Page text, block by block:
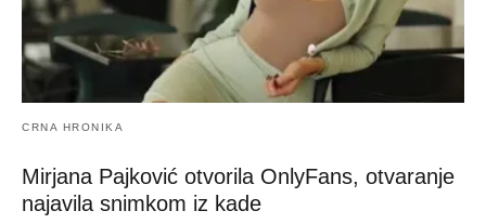
CRNA HRONIKA
Mirjana Pajković otvorila OnlyFans, otvaranje
najavila snimkom iz kade